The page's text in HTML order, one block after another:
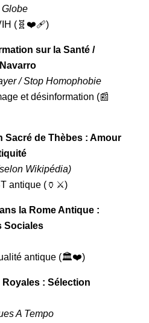
Globe
(🧬❤️‍🩹)
sur la Santé /
/ Stop Homophobie
et désinformation (📰
Sacré de Thèbes : Amour
Wikipédia)
antique (🏺⚔️)
la Rome Antique :
Sociales
antique (🏛️❤️)
Royales : Sélection
A Tempo